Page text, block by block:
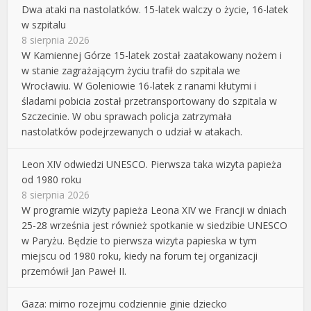
Dwa ataki na nastolatków. 15-latek walczy o życie, 16-latek
w szpitalu
8 sierpnia 2026
W Kamiennej Górze 15-latek został zaatakowany nożem i
w stanie zagrażającym życiu trafił do szpitala we
Wrocławiu. W Goleniowie 16-latek z ranami kłutymi i
śladami pobicia został przetransportowany do szpitala w
Szczecinie. W obu sprawach policja zatrzymała
nastolatków podejrzewanych o udział w atakach.
Leon XIV odwiedzi UNESCO. Pierwsza taka wizyta papieża
od 1980 roku
8 sierpnia 2026
W programie wizyty papieża Leona XIV we Francji w dniach
25-28 września jest również spotkanie w siedzibie UNESCO
w Paryżu. Będzie to pierwsza wizyta papieska w tym
miejscu od 1980 roku, kiedy na forum tej organizacji
przemówił Jan Paweł II.
Gaza: mimo rozejmu codziennie ginie dziecko